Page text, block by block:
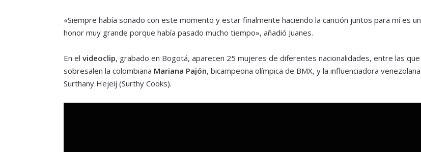
«Siempre había soñado con este momento y estar finalmente haciendo la canción juntos para mí es un
honor muy grande porque había pasado mucho tiempo», añadió Juanes.
En el videoclip, grabado en Bogotá, aparecen 25 mujeres de diferentes nacionalidades, entre las que
sobresalen la colombiana Mariana Pajón, bicampeona olímpica de BMX, y la influenciadora venezolana
Surthany Hejeij (Surthy Cooks).